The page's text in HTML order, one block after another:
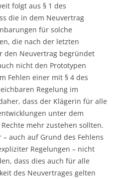
folgt aus § 1 des
die in dem Neuvertrag
für solche
die nach der letzten
den Neuvertrag begründet
nicht den Prototypen
Fehlen einer mit § 4 des
Regelung im
dass der Klägerin für alle
unter dem
mehr zustehen sollten.
– auch auf Grund des Fehlens
Regelungen – nicht
dass dies auch für alle
des Neuvertrages gelten